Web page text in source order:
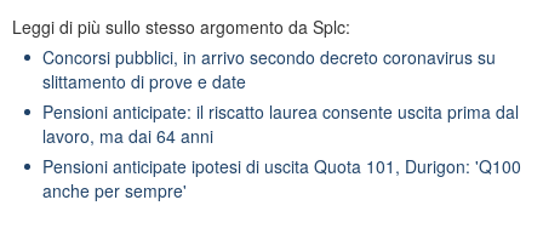
Leggi di più sullo stesso argomento da Splc:
Concorsi pubblici, in arrivo secondo decreto coronavirus su
slittamento di prove e date
Pensioni anticipate: il riscatto laurea consente uscita prima dal
lavoro, ma dai 64 anni
Pensioni anticipate ipotesi di uscita Quota 101, Durigon: 'Q100
anche per sempre'